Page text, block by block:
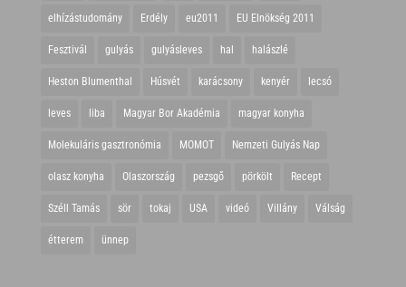
elhízástudomány Erdély eu2011 EU Elnökség 2011
Fesztivál gulyás gulyásleves hal halászlé
Heston Blumenthal Húsvét karácsony kenyér lecsó
leves liba Magyar Bor Akadémia magyar konyha
Molekuláris gasztronómia MOMOT Nemzeti Gulyás Nap
olasz konyha Olaszország pezsgő pörkölt Recept
Széll Tamás sör tokaj USA videó Villány Válság
étterem ünnep